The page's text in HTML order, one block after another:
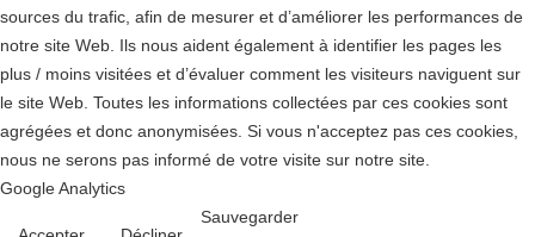
sources du trafic, afin de mesurer et d’améliorer les performances de
notre site Web. Ils nous aident également à identifier les pages les
plus / moins visitées et d’évaluer comment les visiteurs naviguent sur
le site Web. Toutes les informations collectées par ces cookies sont
agrégées et donc anonymisées. Si vous n'acceptez pas ces cookies,
nous ne serons pas informé de votre visite sur notre site.
Google Analytics
Sauvegarder